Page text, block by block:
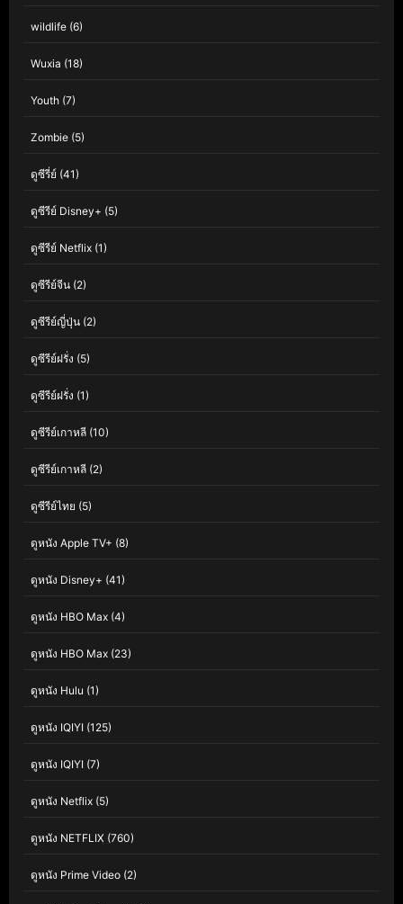
wildlife (6)
Wuxia (18)
Youth (7)
Zombie (5)
ดูซีรี่ย์ (41)
ดูซีรีย์ Disney+ (5)
ดูซีรีย์ Netflix (1)
ดูซีรีย์จีน (2)
ดูซีรีย์ญี่ปุ่น (2)
ดูซีรีย์ฝรั่ง (5)
ดูซีรีย์ฝรั่ง (1)
ดูซีรีย์เกาหลี (10)
ดูซีรีย์เกาหลี (2)
ดูซีรีย์ไทย (5)
ดูหนัง Apple TV+ (8)
ดูหนัง Disney+ (41)
ดูหนัง HBO Max (4)
ดูหนัง HBO Max (23)
ดูหนัง Hulu (1)
ดูหนัง IQIYI (125)
ดูหนัง IQIYI (7)
ดูหนัง Netflix (5)
ดูหนัง NETFLIX (760)
ดูหนัง Prime Video (2)